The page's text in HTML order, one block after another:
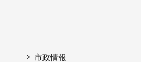
市政情報